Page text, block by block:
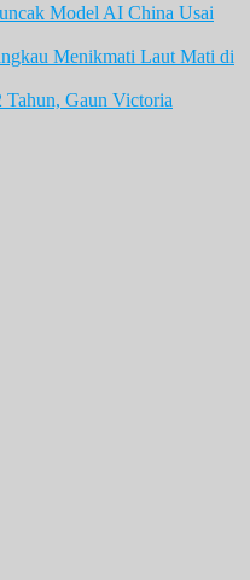
Model AI China Usai
Menikmati Laut Mati di
Gaun Victoria